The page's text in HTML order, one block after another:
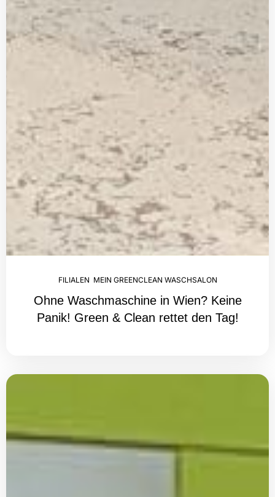
FILIALEN MEIN GREENCLEAN WASCHSALON
Ohne Waschmaschine in Wien? Keine
Panik! Green & Clean rettet den Tag!